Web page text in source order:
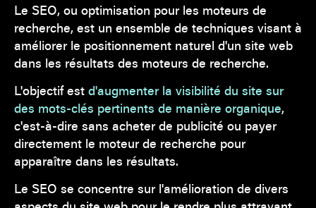
Le SEO, ou optimisation pour les moteurs de
recherche, est un ensemble de techniques visant à
améliorer le positionnement naturel d'un site web
dans les résultats des moteurs de recherche.
L'objectif est d'augmenter la visibilité du site sur
des mots-clés pertinents de manière organique,
c'est-à-dire sans acheter de publicité ou payer
directement le moteur de recherche pour
apparaître dans les résultats.
Le SEO se concentre sur l'amélioration de divers